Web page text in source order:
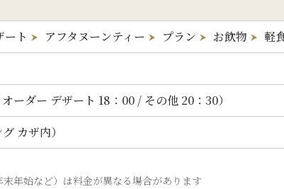
ート アフタヌーンティー プラン お飲物
軽
オーダー デザート 18：00 / その他 20：30）
カザ内）
年始など）は料金が異なる場合があります